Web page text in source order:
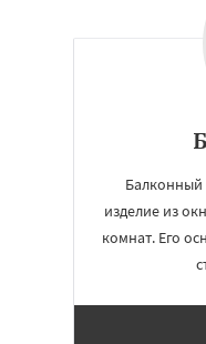
Балконный
изделие из
комнат. Его